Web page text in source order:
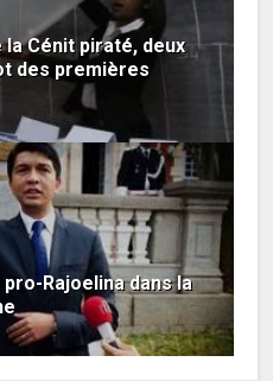
Cénit piraté, deux
des premières
Rajoelina dans la